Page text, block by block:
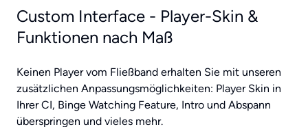
Custom Interface - Player-Skin &
Funktionen nach Maß
Keinen Player vom Fließband erhalten Sie mit unseren
zusätzlichen Anpassungsmöglichkeiten: Player Skin in
Ihrer CI, Binge Watching Feature, Intro und Abspann
überspringen und vieles mehr.